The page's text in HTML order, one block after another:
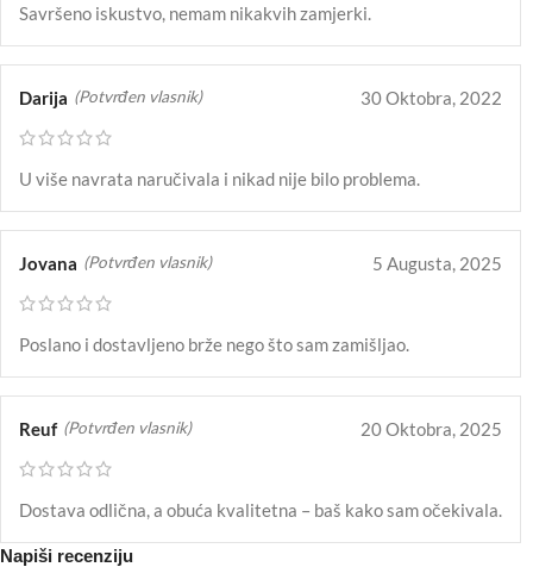
Savršeno iskustvo, nemam nikakvih zamjerki.
Darija (Potvrđen vlasnik) 30 Oktobra, 2022
U više navrata naručivala i nikad nije bilo problema.
Jovana (Potvrđen vlasnik) 5 Augusta, 2025
Poslano i dostavljeno brže nego što sam zamišljao.
Reuf (Potvrđen vlasnik) 20 Oktobra, 2025
Dostava odlična, a obuća kvalitetna – baš kako sam očekivala.
Napiši recenziju